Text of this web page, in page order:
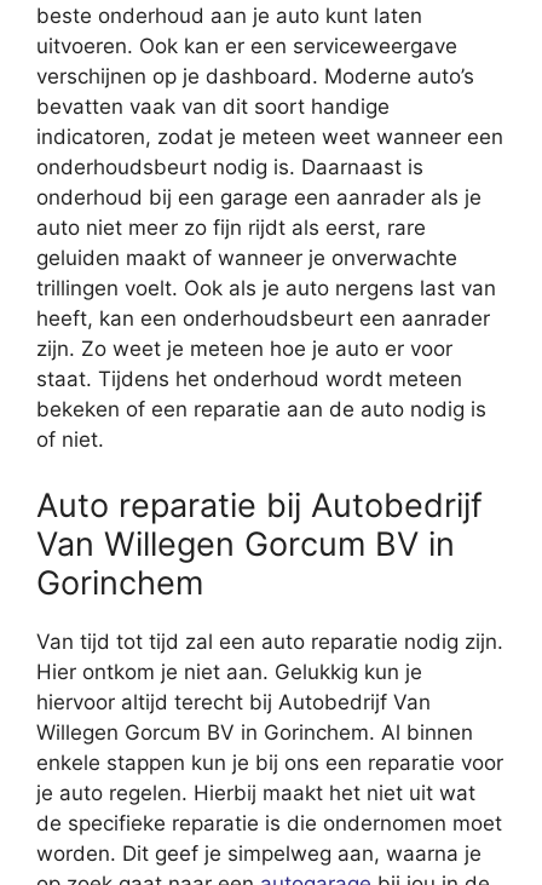
beste onderhoud aan je auto kunt laten
uitvoeren. Ook kan er een serviceweergave
verschijnen op je dashboard. Moderne auto’s
bevatten vaak van dit soort handige
indicatoren, zodat je meteen weet wanneer een
onderhoudsbeurt nodig is. Daarnaast is
onderhoud bij een garage een aanrader als je
auto niet meer zo fijn rijdt als eerst, rare
geluiden maakt of wanneer je onverwachte
trillingen voelt. Ook als je auto nergens last van
heeft, kan een onderhoudsbeurt een aanrader
zijn. Zo weet je meteen hoe je auto er voor
staat. Tijdens het onderhoud wordt meteen
bekeken of een reparatie aan de auto nodig is
of niet.
Auto reparatie bij Autobedrijf
Van Willegen Gorcum BV in
Gorinchem
Van tijd tot tijd zal een auto reparatie nodig zijn.
Hier ontkom je niet aan. Gelukkig kun je
hiervoor altijd terecht bij Autobedrijf Van
Willegen Gorcum BV in Gorinchem. Al binnen
enkele stappen kun je bij ons een reparatie voor
je auto regelen. Hierbij maakt het niet uit wat
de specifieke reparatie is die ondernomen moet
worden. Dit geef je simpelweg aan, waarna je